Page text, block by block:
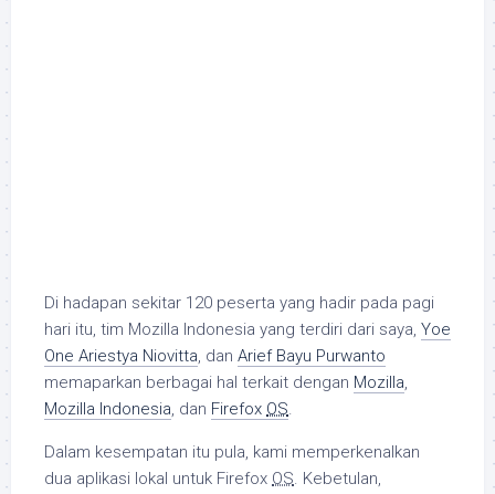
Di hadapan sekitar 120 peserta yang hadir pada pagi
hari itu, tim Mozilla Indonesia yang terdiri dari saya, Yoe
One Ariestya Niovitta, dan Arief Bayu Purwanto
memaparkan berbagai hal terkait dengan Mozilla,
Mozilla Indonesia, dan Firefox OS.
Dalam kesempatan itu pula, kami memperkenalkan
dua aplikasi lokal untuk Firefox OS. Kebetulan,